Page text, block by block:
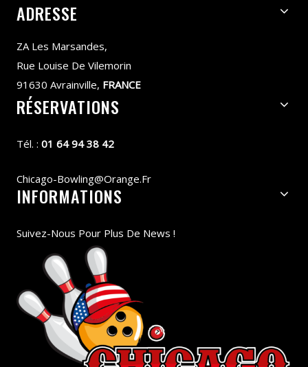
ADRESSE
ZA Les Marsandes,
Rue Louise De Vilemorin
91630 Avrainville, FRANCE
RÉSERVATIONS
Tél. : 01 64 94 38 42
Chicago-Bowling@orange.fr
INFORMATIONS
Suivez-Nous Pour Plus De News !